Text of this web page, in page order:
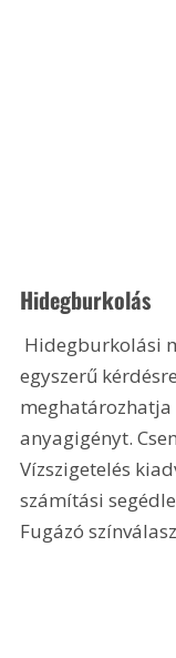
Hidegburkolás
egyszerű
anyagigényt.
Vízszigetelés
számítási
Fugázó